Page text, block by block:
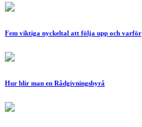
Fem viktiga nyckeltal att följa upp och varför
Hur blir man en Rådgivningsbyrå